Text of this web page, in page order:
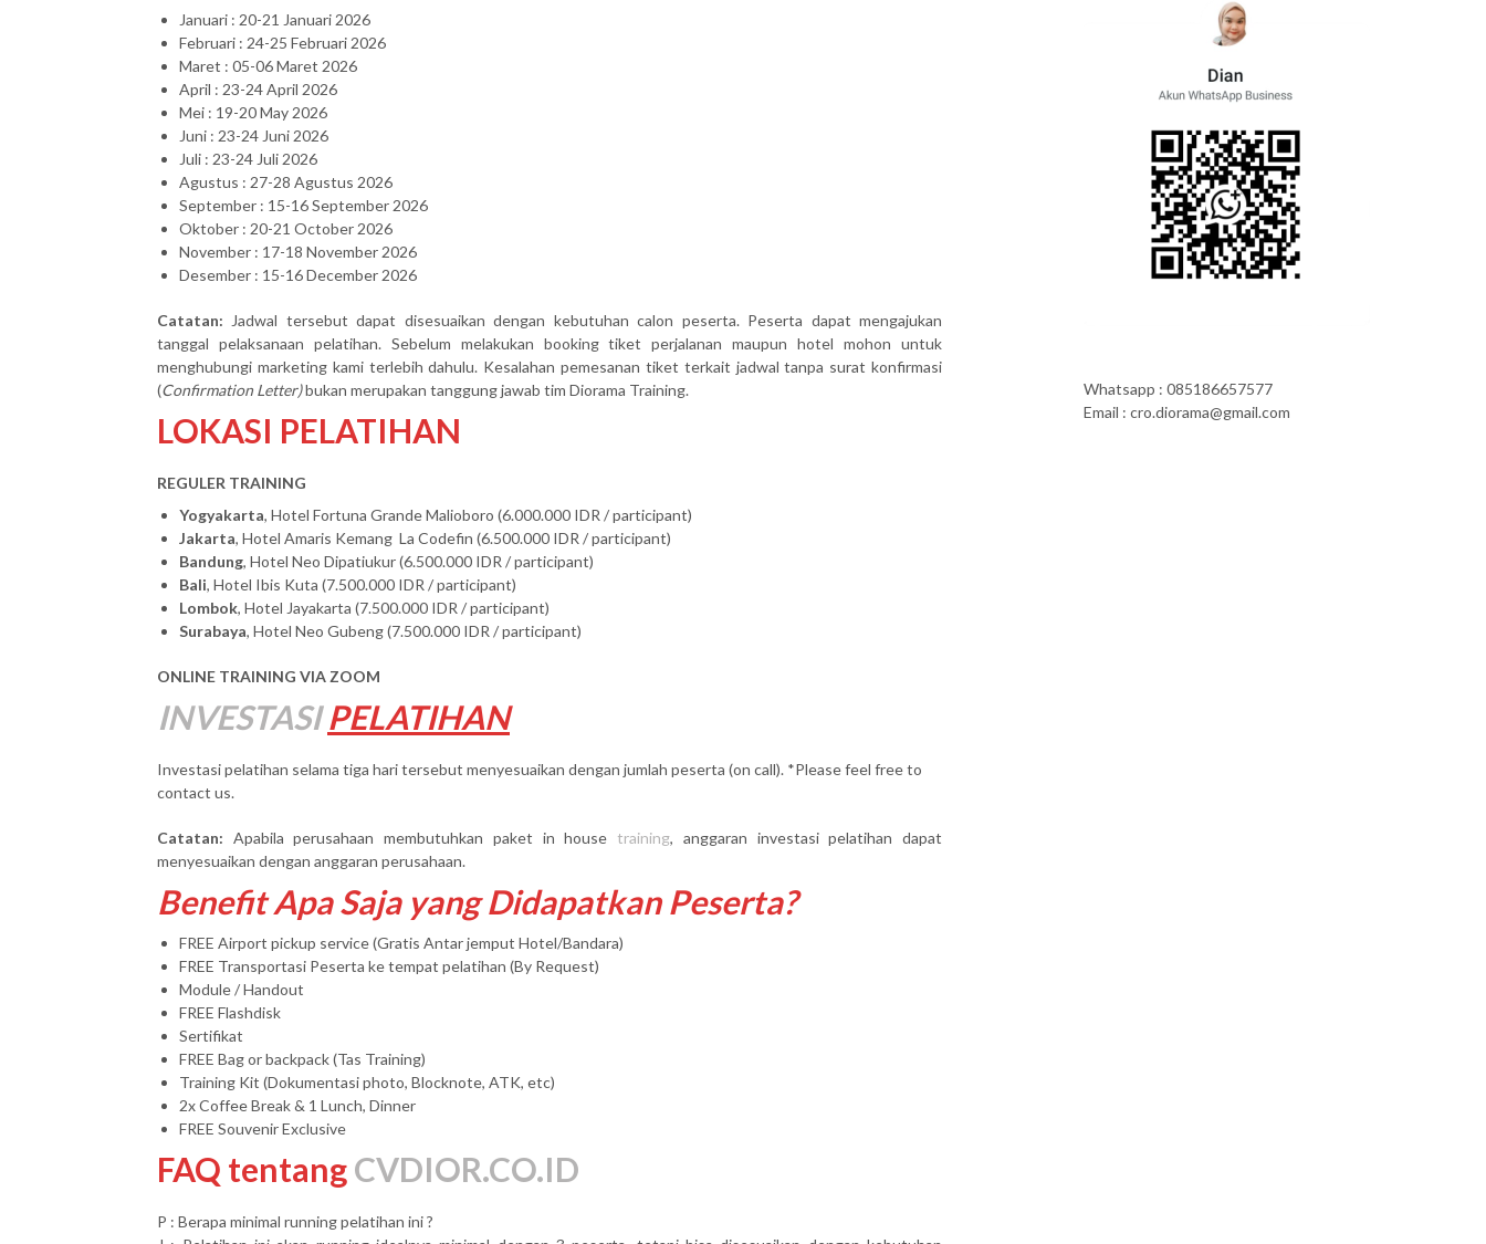
Januari : 20-21 Januari 2026
Februari : 24-25 Februari 2026
Maret : 05-06 Maret 2026
April : 23-24 April 2026
Mei : 19-20 May 2026
Juni : 23-24 Juni 2026
Juli : 23-24 Juli 2026
Agustus : 27-28 Agustus 2026
September : 15-16 September 2026
Oktober : 20-21 October 2026
November : 17-18 November 2026
Desember : 15-16 December 2026
Catatan: Jadwal tersebut dapat disesuaikan dengan kebutuhan calon peserta. Peserta dapat mengajukan
tanggal pelaksanaan pelatihan. Sebelum melakukan booking tiket perjalanan maupun hotel mohon untuk
menghubungi marketing kami terlebih dahulu. Kesalahan pemesanan tiket terkait jadwal tanpa surat konfirmasi
(Confirmation Letter)bukan merupakan tanggung jawab tim Diorama Training.
LOKASI PELATIHAN
REGULER TRAINING
Yogyakarta, Hotel Fortuna Grande Malioboro (6.000.000 IDR / participant)
Jakarta, Hotel Amaris Kemang La Codefin (6.500.000 IDR / participant)
Bandung, Hotel Neo Dipatiukur (6.500.000 IDR / participant)
Bali, Hotel Ibis Kuta (7.500.000 IDR / participant)
Lombok, Hotel Jayakarta (7.500.000 IDR / participant)
Surabaya, Hotel Neo Gubeng (7.500.000 IDR / participant)
ONLINE TRAINING VIA ZOOM
INVESTASI PELATIHAN
Investasi pelatihan selama tiga hari tersebut menyesuaikan dengan jumlah peserta (on call). *Please feel free to
contact us.
Catatan: Apabila perusahaan membutuhkan paket in house training, anggaran investasi pelatihan dapat
menyesuaikan dengan anggaran perusahaan.
Benefit Apa Saja yang Didapatkan Peserta?
FREE Airport pickup service (Gratis Antar jemput Hotel/Bandara)
FREE Transportasi Peserta ke tempat pelatihan (By Request)
Module / Handout
FREE Flashdisk
Sertifikat
FREE Bag or backpack (Tas Training)
Training Kit (Dokumentasi photo, Blocknote, ATK, etc)
2x Coffee Break & 1 Lunch, Dinner
FREE Souvenir Exclusive
FAQ tentangCVDIOR.CO.ID
P : Berapa minimal running pelatihan ini ?
Whatsapp : 085186657577
Email : cro.diorama@gmail.com